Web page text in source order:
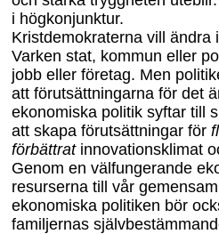
i högkonjunktur.
Kristdemokraterna vill ändra
Varken stat, kommun eller
jobb eller företag. Men
att förutsättningarna för det
ekonomiska politik syftar till
att skapa förutsättningar för
förbättrat innovationsklimat
Genom en välfungerande
resurserna till vår
ekonomiska politiken bör
familjernas